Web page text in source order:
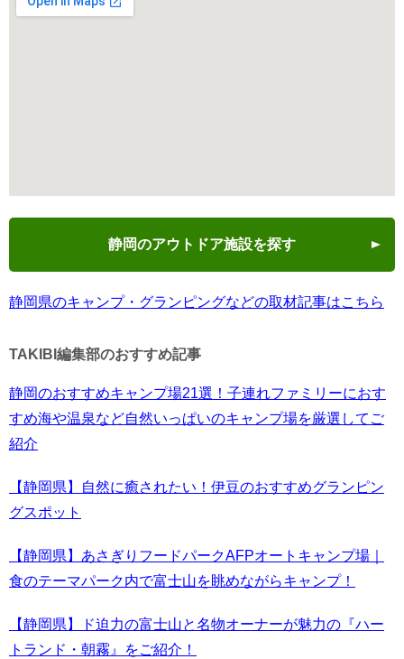
静岡のアウトドア施設を探す
静岡県のキャンプ・グランピングなどの取材記事はこちら
TAKIBI編集部のおすすめ記事
静岡のおすすめキャンプ場21選！子連れファミリーにおす
すめ海や温泉など自然いっぱいのキャンプ場を厳選してご
紹介
【静岡県】自然に癒されたい！伊豆のおすすめグランピン
グスポット
【静岡県】あさぎりフードパークAFPオートキャンプ場｜
食のテーマパーク内で富士山を眺めながらキャンプ！
【静岡県】ド迫力の富士山と名物オーナーが魅力の『ハー
トランド・朝霧』をご紹介！